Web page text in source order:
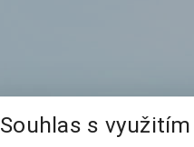
Souhlas s